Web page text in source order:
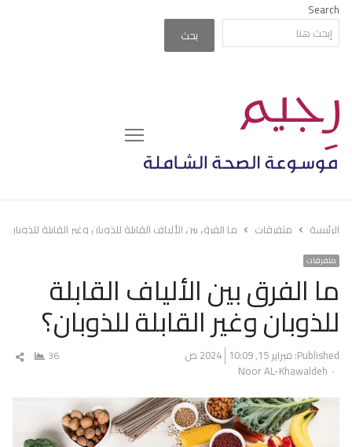
Search
بحث
Menu
الرئيسة متفرقات ما الفرق بين الألياف القابلة للذوبان وغير القابلة للذوبان؟
متفرقات
ما الفرق بين الألياف القابلة
للذوبان وغير القابلة للذوبان؟
Published: فبراير 15, 2024 10:09 ص
Author
Noor AL-Khawaldeh
36